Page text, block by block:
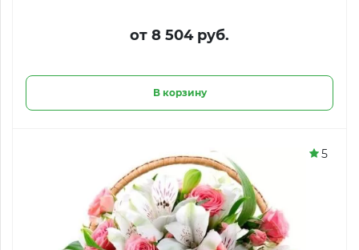
от 8 504 руб.
В корзину
5